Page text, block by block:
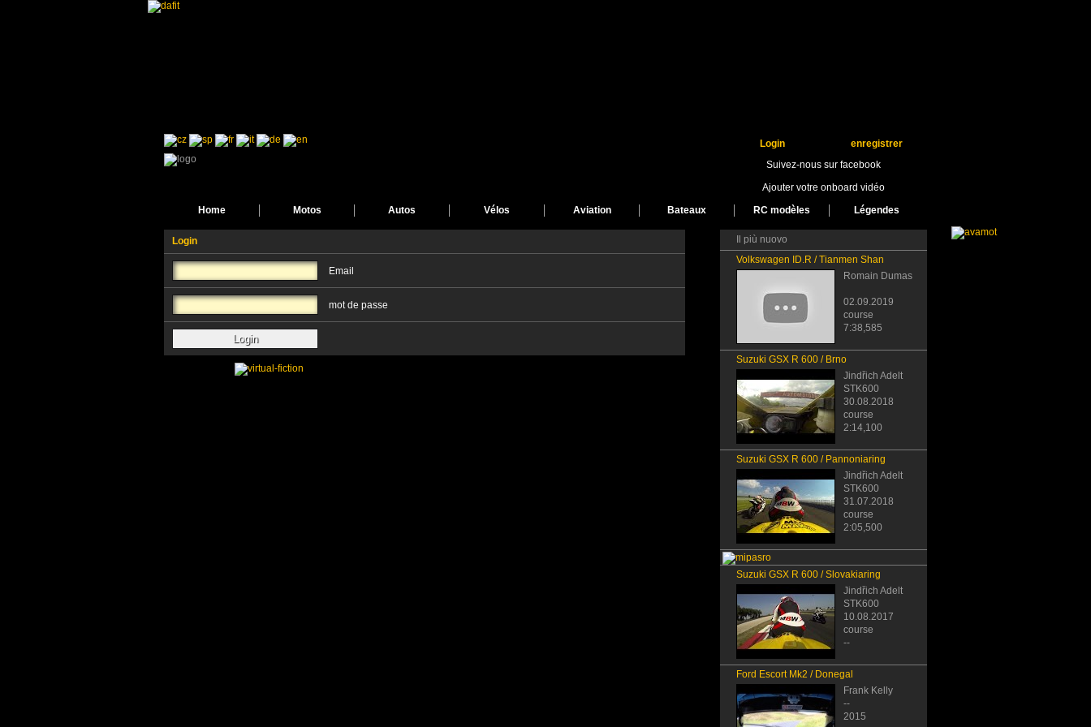
enregistrer
Login
Suivez-nous sur facebook
Ajouter votre onboard vidéo
Home
Motos Autos Vélos Aviation Bateaux RC modèles Légendes
Login
Email
mot de passe
Il più nuovo
Volkswagen ID.R / Tianmen Shan
Romain Dumas
02.09.2019
course
7:38,585
Suzuki GSX R 600 / Brno
Jindřich Adelt
STK600
30.08.2018
course
2:14,100
Suzuki GSX R 600 / Pannoniaring
Jindřich Adelt
STK600
31.07.2018
course
2:05,500
Suzuki GSX R 600 / Slovakiaring
Jindřich Adelt
STK600
10.08.2017
course
--
Ford Escort Mk2 / Donegal
Frank Kelly
--
2015